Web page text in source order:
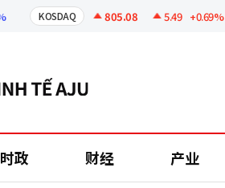
KOSDAQ 805.08 5.49 +0.69%
时政 财经 产业